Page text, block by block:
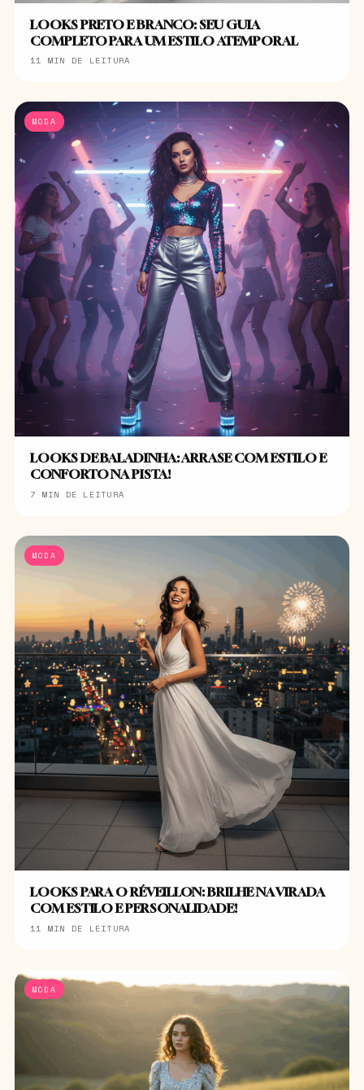
LOOKS PRETO E BRANCO: SEU GUIA
COMPLETO PARA UM ESTILO ATEMPORAL
11 MIN DE LEITURA
MODA
LOOKS DE BALADINHA: ARRASE COM ESTILO E
CONFORTO NA PISTA!
7 MIN DE LEITURA
MODA
LOOKS PARA O RÉVEILLON: BRILHE NA VIRADA
COM ESTILO E PERSONALIDADE!
11 MIN DE LEITURA
MODA